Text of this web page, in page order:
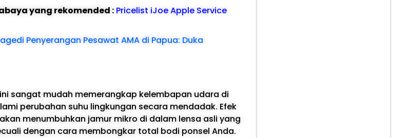
yang rekomended : Pricelist iJoe Apple Service
Penyerangan Pesawat AMA di Papua: Duka
sangat mudah memerangkap kelembapan udara di
perubahan suhu lingkungan secara mendadak. Efek
menumbuhkan jamur mikro di dalam lensa asli yang
dengan cara membongkar total bodi ponsel Anda.